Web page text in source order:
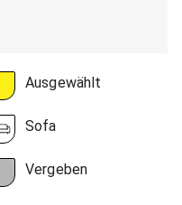
Ausgewählt
Sofa
Vergeben